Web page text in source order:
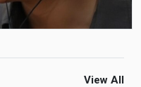
View All